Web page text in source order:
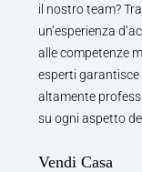
il nostro team?
un’esperienza
alle competenze
esperti
altamente
su ogni aspetto
Vendi Casa